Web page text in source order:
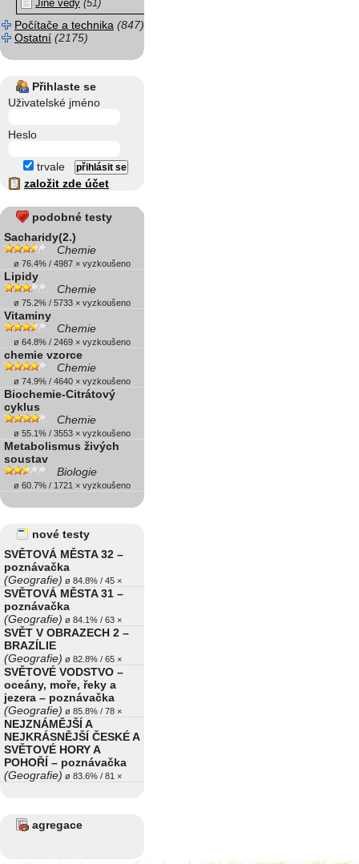
Jiné vědy (51)
Počítače a technika (847)
Ostatní (2175)
Přihlaste se
Uživatelské jméno
Heslo
trvale
založit zde účet
podobné testy
Sacharidy(2.)
Chemie
ø 76.4% / 4987 × vyzkoušeno
Lipidy
Chemie
ø 75.2% / 5733 × vyzkoušeno
Vitaminy
Chemie
ø 64.8% / 2469 × vyzkoušeno
chemie vzorce
Chemie
ø 74.9% / 4640 × vyzkoušeno
Biochemie-Citrátový
cyklus
Chemie
ø 55.1% / 3553 × vyzkoušeno
Metabolismus živých
soustav
Biologie
ø 60.7% / 1721 × vyzkoušeno
nové testy
SVĚTOVÁ MĚSTA 32 –
poznávačka
(Geografie) ø 84.8% / 45 ×
SVĚTOVÁ MĚSTA 31 –
poznávačka
(Geografie) ø 84.1% / 63 ×
SVĚT V OBRAZECH 2 –
BRAZÍLIE
(Geografie) ø 82.8% / 65 ×
SVĚTOVÉ VODSTVO –
oceány, moře, řeky a
jezera – poznávačka
(Geografie) ø 85.8% / 78 ×
NEJZNÁMĚJŠÍ A
NEJKRÁSNĚJŠÍ ČESKÉ A
SVĚTOVÉ HORY A
POHOŘÍ – poznávačka
(Geografie) ø 83.6% / 81 ×
agregace